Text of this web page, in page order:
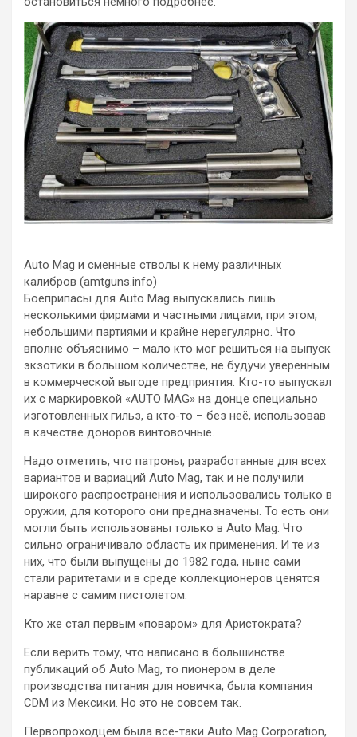
Auto Mag и сменные стволы к нему различных
калибров (amtguns.info)
Боеприпасы для Auto Mag выпускались лишь
несколькими фирмами и частными лицами, при этом,
небольшими партиями и крайне нерегулярно. Что
вполне объяснимо – мало кто мог решиться на выпуск
экзотики в большом количестве, не будучи уверенным
в коммерческой выгоде предприятия. Кто-то выпускал
их с маркировкой «AUTO MAG» на донце специально
изготовленных гильз, а кто-то – без неё, использовав
в качестве доноров винтовочные.
Надо отметить, что патроны, разработанные для всех
вариантов и вариаций Auto Mag, так и не получили
широкого распространения и использовались только в
оружии, для которого они предназначены. То есть они
могли быть использованы только в Auto Mag. Что
сильно ограничивало область их применения. И те из
них, что были выпущены до 1982 года, ныне сами
стали раритетами и в среде коллекционеров ценятся
наравне с самим пистолетом.
Кто же стал первым «поваром» для Аристократа?
Если верить тому, что написано в большинстве
публикаций об Auto Mag, то пионером в деле
производства питания для новичка, была компания
CDM из Мексики. Но это не совсем так.
Первопроходцем была всё-таки Auto Mag Corporation,